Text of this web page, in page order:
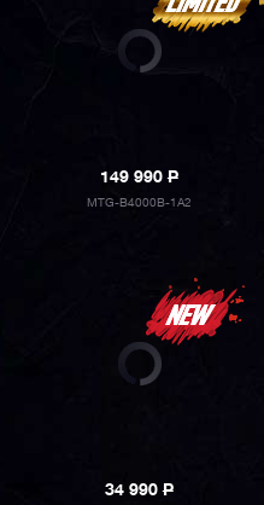
149 990P
MTG-B4000B-1A2
34 990P